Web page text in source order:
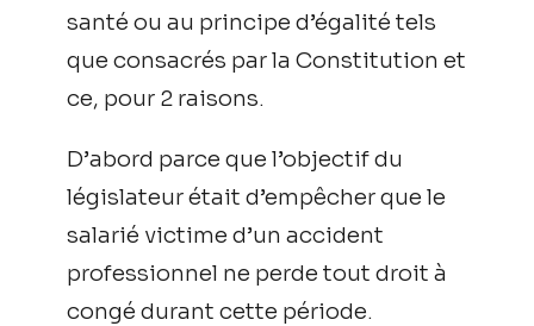
santé ou au principe d’égalité tels
que consacrés par la Constitution et
ce, pour 2 raisons.
D’abord parce que l’objectif du
législateur était d’empêcher que le
salarié victime d’un accident
professionnel ne perde tout droit à
congé durant cette période.